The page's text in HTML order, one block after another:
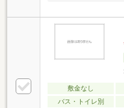
敷金なし
バス・トイレ別